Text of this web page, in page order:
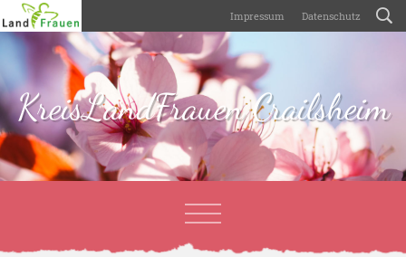
Impressum Datenschutz
KreisLandFrauen Crailsheim